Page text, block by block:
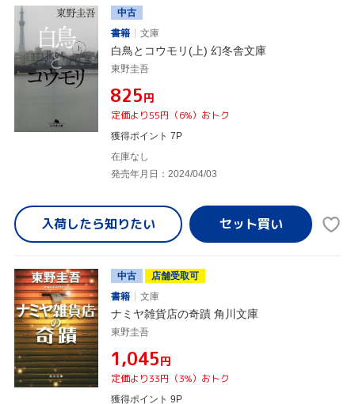
中古
書籍
文庫
白鳥とコウモリ(上) 幻冬舎文庫
東野圭吾
¥825円
定価より55円（6%）おトク
獲得ポイント 7P
在庫なし
発売年月日：2024/04/03
入荷したら知りたい
中古
店舗受取可
書籍
文庫
ナミヤ雑貨店の奇蹟 角川文庫
東野圭吾
¥1,045円
定価より33円（3%）おトク
獲得ポイント 9P